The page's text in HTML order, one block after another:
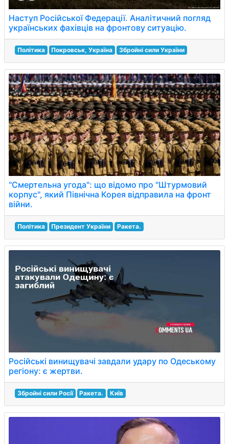
Наступ Російської Федерації. Аналітичний погляд
українських фахівців на фронтову ситуацію.
Політика Покровськ, Україна Збройні сили України
"Смертельна угода": що відомо про "Штурмовий
корпус", який Північна Корея відправила на фронт
війни.
Політика Президент України Ракета.
Російські винищувачі завдали удару по Одеському
регіону: є жертви.
Збройні сили Росії Ракета. Київ